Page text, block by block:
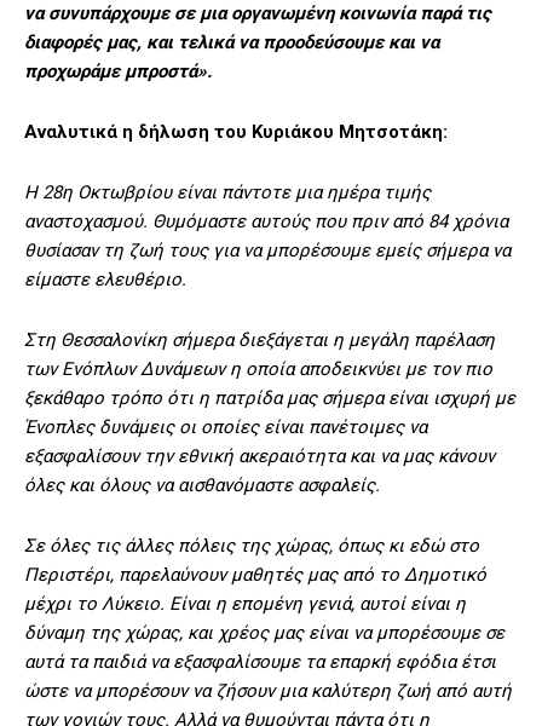
να συνυπάρχουμε σε μια οργανωμένη κοινωνία παρά τις
διαφορές μας, και τελικά να προοδεύσουμε και να
προχωράμε μπροστά».
Αναλυτικά η δήλωση του Κυριάκου Μητσοτάκη:
Η 28η Οκτωβρίου είναι πάντοτε μια ημέρα τιμής
αναστοχασμού. Θυμόμαστε αυτούς που πριν από 84 χρόνια
θυσίασαν τη ζωή τους για να μπορέσουμε εμείς σήμερα να
είμαστε ελευθέριο.
Στη Θεσσαλονίκη σήμερα διεξάγεται η μεγάλη παρέλαση
των Ενόπλων Δυνάμεων η οποία αποδεικνύει με τον πιο
ξεκάθαρο τρόπο ότι η πατρίδα μας σήμερα είναι ισχυρή με
Ένοπλες δυνάμεις οι οποίες είναι πανέτοιμες να
εξασφαλίσουν την εθνική ακεραιότητα και να μας κάνουν
όλες και όλους να αισθανόμαστε ασφαλείς.
Σε όλες τις άλλες πόλεις της χώρας, όπως κι εδώ στο
Περιστέρι, παρελαύνουν μαθητές μας από το Δημοτικό
μέχρι το Λύκειο. Είναι η επομένη γενιά, αυτοί είναι η
δύναμη της χώρας, και χρέος μας είναι να μπορέσουμε σε
αυτά τα παιδιά να εξασφαλίσουμε τα επαρκή εφόδια έτσι
ώστε να μπορέσουν να ζήσουν μια καλύτερη ζωή από αυτή
των γονιών τους. Αλλά να θυμούνται πάντα ότι η